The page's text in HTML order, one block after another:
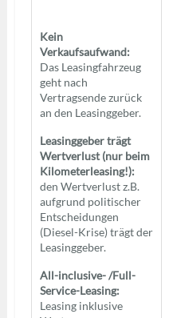
Kein
Verkaufsaufwand:
Das Leasingfahrzeug
geht nach
Vertragsende zurück
an den Leasinggeber.
Leasinggeber trägt
Wertverlust (nur beim
Kilometerleasing!):
den Wertverlust z.B.
aufgrund politischer
Entscheidungen
(Diesel-Krise) trägt der
Leasinggeber.
All-inclusive- /Full-
Service-Leasing:
Leasing inklusive